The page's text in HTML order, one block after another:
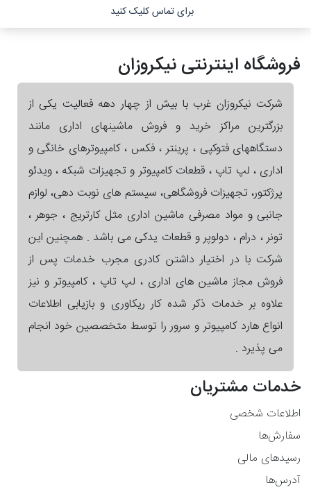
برای تماس کلیک کنید
فروشگاه اینترنتی نیکروزان
شرکت نیکروزان غرب با بیش از چهار دهه فعالیت یکی از
بزرگترین مراکز خرید و فروش ماشینهای اداری مانند
دستگاههای فتوکپی ، پرینتر ، فکس ، کامپیوترهای خانگی و
اداری ، لپ تاپ ، قطعات کامپیوتر و تجهیزات شبکه ، ویدئو
پرژکتور، تجهیزات فروشگاهی، سیستم های نوبت دهی، لوازم
جانبی و مواد مصرفی ماشین اداری مثل کارتریج ، جوهر ،
تونر ، درام ، دولوپر و قطعات یدکی می باشد . همچنین این
شرکت با در اختیار داشتن کادری مجرب خدمات پس از
فروش مجاز ماشین های اداری ، لپ تاپ ، کامپیوتر و نیز
علاوه بر خدمات ذکر شده کار ریکاوری و بازیابی اطلاعات
انواع هارد کامپیوتر و سرور را توسط متخصصین خود انجام
می پذیرد .
خدمات مشتریان
اطلاعات شخصی
سفارش‌ها
رسیدهای مالی
آدرس‌ها